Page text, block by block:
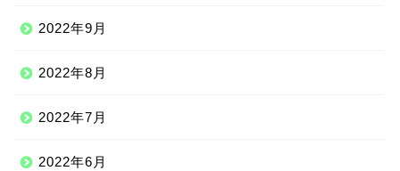
2022年9月
2022年8月
2022年7月
2022年6月